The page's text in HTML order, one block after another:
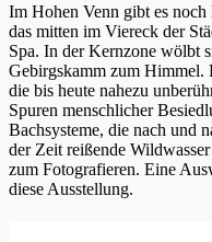
Im Hohen Venn gibt es
das mitten im Viereck der
Spa. In der Kernzone wölbt
Gebirgskamm zum Himmel.
die bis heute nahezu
Spuren menschlicher
Bachsysteme, die nach und
der Zeit reißende
zum Fotografieren. Eine
diese Ausstellung.